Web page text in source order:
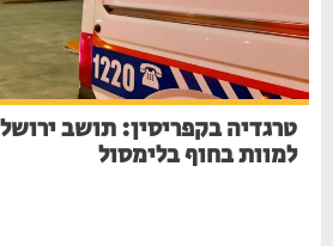
למוות בחוף בלימסול